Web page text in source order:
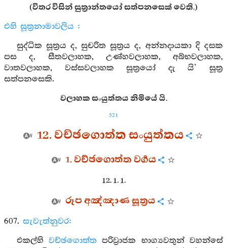
(විතර විසින් සුත්‍රාන්තයෝ සත්පනසෙක් වෙති.)
එහි සූත්‍රනාමාවලිය :
සුද්ධික සූත්‍රය ද, සුචරිත සූත්‍රය ද, අන්නදායකා දි දසක
පස ද, සීතවලාහක, උණ්හවලාහක, අබ්භවලාහක,
වාතවලාහක, වස්සවලාහක සූත්‍රයෝ දැ යි’ සූත්‍ර
සත්පනසෙකි.
වලාහක සංයුත්තය නිමියේ යි.
521
12. වච්ඡගොත්ත සංයුත්තය
1. වච්ඡගොත්ත වර්‍ගය
12. 1. 1.
රූප අඤ්ඤාණ සූත්‍රය
607. සැවැත්නුවර:
එකල්හි වච්ඡගොත්ත පරිව්‍රාජක භාග්‍යවතුන් වහන්සේ